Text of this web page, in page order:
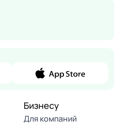
Бизнесу
Для компаний